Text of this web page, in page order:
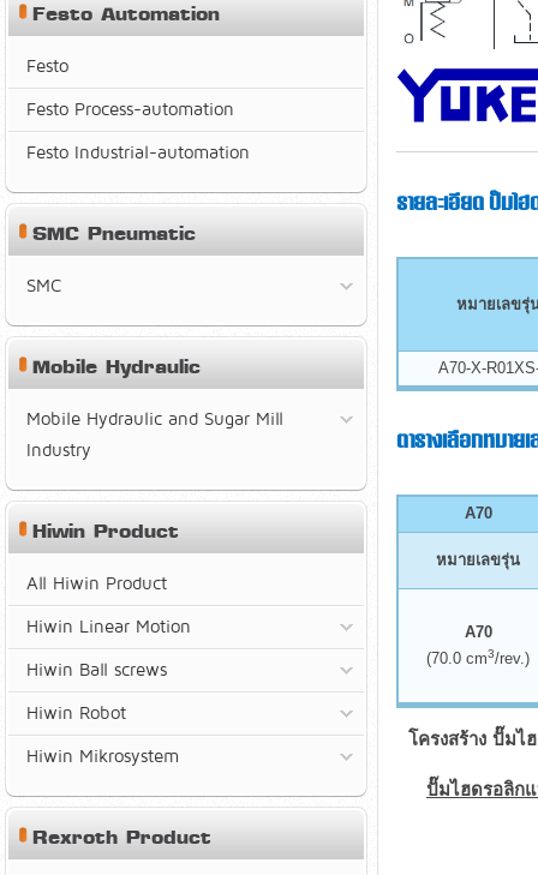
รายละเอียด ปั๊ม
หมายเลขรุ่
A70-X-
ตารางเลือกหมา
A70
หมายเลขรุ่น
A70
(70.0 cm3/rev.)
โครงสร้าง ปั๊มไ
ปั๊มไฮดรอลิกแ
Festo Automation
Festo
Festo Process-automation
Festo Industrial-automation
SMC Pneumatic
SMC
Mobile Hydraulic
Mobile Hydraulic and Sugar Mill
Industry
Hiwin Product
All Hiwin Product
Hiwin Linear Motion
Hiwin Ball screws
Hiwin Robot
Hiwin Mikrosystem
Rexroth Product